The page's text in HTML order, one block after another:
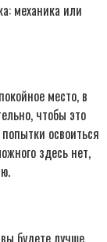
механика или
место, в
чтобы это
освоиться
здесь нет,
будете лучше